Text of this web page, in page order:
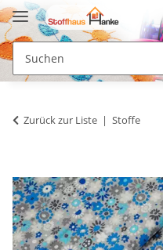
Zurück zur Liste Stoffe